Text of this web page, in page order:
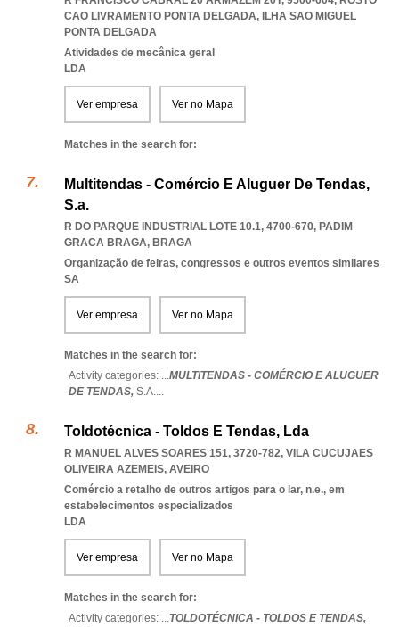
CAO LIVRAMENTO PONTA DELGADA, ILHA SAO MIGUEL
PONTA DELGADA
Atividades de mecânica geral
LDA
Ver empresa Ver no Mapa
Matches in the search for:
Multitendas - Comércio E Aluguer De Tendas,
S.a.
R DO PARQUE INDUSTRIAL LOTE 10.1, 4700-670, PADIM
GRACA BRAGA, BRAGA
Organização de feiras, congressos e outros eventos similares
SA
Ver empresa Ver no Mapa
Matches in the search for:
Activity categories: ...MULTITENDAS - COMÉRCIO E ALUGUER
DE TENDAS, S.A....
Toldotécnica - Toldos E Tendas, Lda
R MANUEL ALVES SOARES 151, 3720-782, VILA CUCUJAES
OLIVEIRA AZEMEIS, AVEIRO
Comércio a retalho de outros artigos para o lar, n.e., em
estabelecimentos especializados
LDA
Ver empresa Ver no Mapa
Matches in the search for:
Activity categories: ...TOLDOTÉCNICA - TOLDOS E TENDAS,